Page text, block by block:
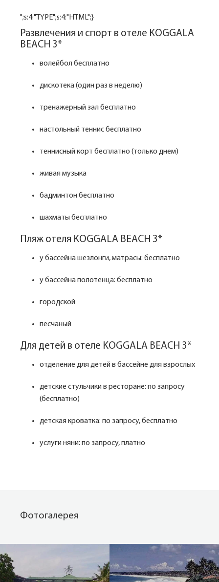
";s:4:"TYPE";s:4:"HTML";}
Развлечения и спорт в отеле KOGGALA
BEACH 3*
волейбол бесплатно
дискотека (один раз в неделю)
тренажерный зал бесплатно
настольный теннис бесплатно
теннисный корт бесплатно (только днем)
живая музыка
бадминтон бесплатно
шахматы бесплатно
Пляж отеля KOGGALA BEACH 3*
у бассейна шезлонги, матрасы: бесплатно
у бассейна полотенца: бесплатно
городской
песчаный
Для детей в отеле KOGGALA BEACH 3*
отделение для детей в бассейне для взрослых
детские стульчики в ресторане: по запросу
(бесплатно)
детская кроватка: по запросу, бесплатно
услуги няни: по запросу, платно
Фотогалерея